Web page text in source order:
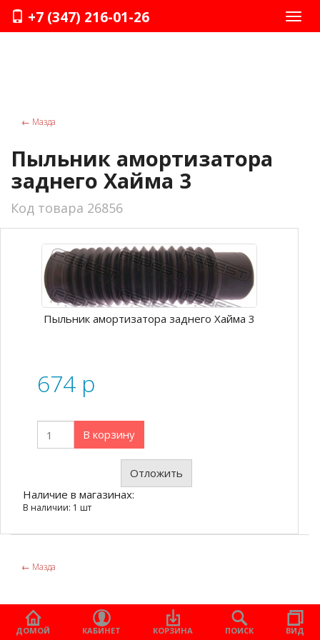
+7 (347) 216-01-26
← Мазда
Пыльник амортизатора
заднего Хайма 3
Код товара 26856
Пыльник амортизатора заднего Хайма 3
674 p
В корзину
Отложить
Наличие в магазинах:
В наличии: 1 шт
← Мазда
ДОМОЙ КАБИНЕТ КОРЗИНА ПОИСК ВИД